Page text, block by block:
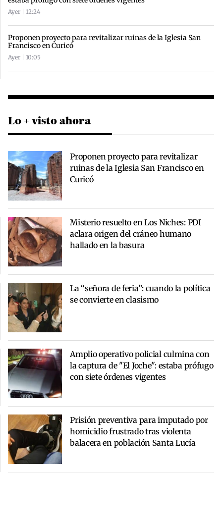
Ayer | 12:24
Proponen proyecto para revitalizar ruinas de la Iglesia San
Francisco en Curicó
Ayer | 10:05
Lo + visto ahora
Proponen proyecto para revitalizar
ruinas de la Iglesia San Francisco en
Curicó
Misterio resuelto en Los Niches: PDI
aclara origen del cráneo humano
hallado en la basura
La “señora de feria”: cuando la política
se convierte en clasismo
Amplio operativo policial culmina con
la captura de "El Joche": estaba prófugo
con siete órdenes vigentes
Prisión preventiva para imputado por
homicidio frustrado tras violenta
balacera en población Santa Lucía